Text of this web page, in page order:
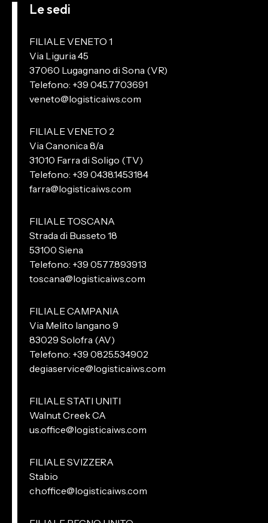
Le sedi
FILIALE VENETO 1
Via Liguria 45
37060 Lugagnano di Sona (VR)
Telefono: +39 045.7703691
veneto@logisticaiws.com
FILIALE VENETO 2
Via Canonica 8/a
31010 Farra di Soligo (TV)
Telefono: +39 0438.1453184
farra@logisticaiws.com
FILIALE TOSCANA
Strada di Busseto 18
53100 Siena
Telefono: +39 0577.893913
toscana@logisticaiws.com
FILIALE CAMPANIA
Via Melito Iangano 9
83029 Solofra (AV)
Telefono: +39 0825.534902
degiaservice@logisticaiws.com
FILIALE STATI UNITI
Walnut Creek CA
us.office@logisticaiws.com
FILIALE SVIZZERA
Stabio
ch.office@logisticaiws.com